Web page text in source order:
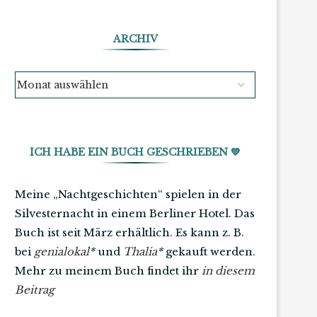
ARCHIV
ICH HABE EIN BUCH GESCHRIEBEN 💙
Meine „Nachtgeschichten“ spielen in der
Silvesternacht in einem Berliner Hotel. Das
Buch ist seit März erhältlich. Es kann z. B.
bei genialokal*und Thalia*gekauft werden.
Mehr zu meinem Buch findet ihr in diesem
Beitrag